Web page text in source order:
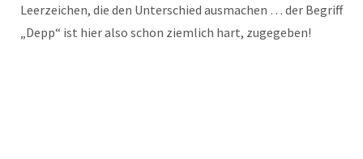
Leerzeichen, die den Unterschied ausmachen … der Begriff
„Depp“ ist hier also schon ziemlich hart, zugegeben!